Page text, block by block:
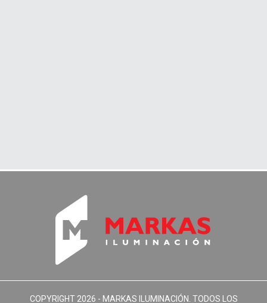
COPYRIGHT 2026 - MARKAS ILUMINACIÓN . TODOS LOS